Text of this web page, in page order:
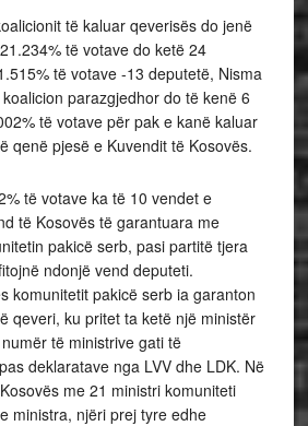
të kaluar qeverisës do jenë
të votave do ketë 24
të votave -13 deputetë, Nisma
parazgjedhor do të kenë 6
të votave për pak e kanë kaluar
qenë pjesë e Kuvendit të Kosovës.
të votave ka të 10 vendet e
të Kosovës të garantuara me
pakicë serb, pasi partitë tjera
ndonjë vend deputeti.
komunitetit pakicë serb ia garanton
qeveri, ku pritet ta ketë një ministër
të ministrive gati të
deklaratave nga LVV dhe LDK. Në
me 21 ministri komuniteti
ministra, njëri prej tyre edhe